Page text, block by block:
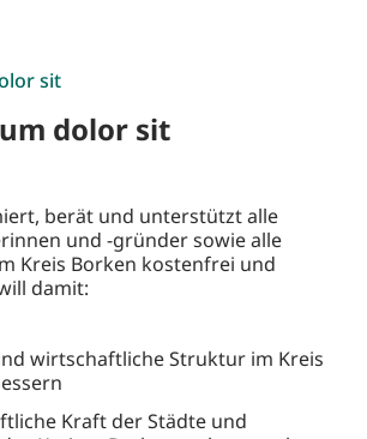
dolor sit
berät und unterstützt alle
Kreis Borken kostenfrei und
damit:
Kraft der Städte und
Kreises Borken verbessern bzw.